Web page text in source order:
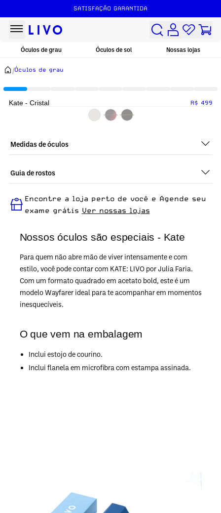
SATISFAÇÃO GARANTIDA
Óculos de grau Óculos de sol Nossas lojas
/Óculos de grau
Nossos óculos são especiais - Kate
Para quem não abre mão de viver intensamente e com
estilo, você pode contar com KATE: LIVO por Julia Faria.
Com um formato quadrado em acetato bold, este é um
modelo Wayfarer ideal para te acompanhar em momentos
inesquecíveis.
O que vem na embalagem
Inclui estojo de courino.
Inclui flanela em microfibra com estampa assinada.
Kate - Cristal R$ 499
Medidas de óculos
Guia de rostos
para quem busca um óculos confortável para o dia a dia.
Encontre a loja perto de você e Agende seu
exame grátis Ver nossas lojas